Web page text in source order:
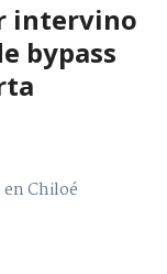
intervino
bypass
Chiloé